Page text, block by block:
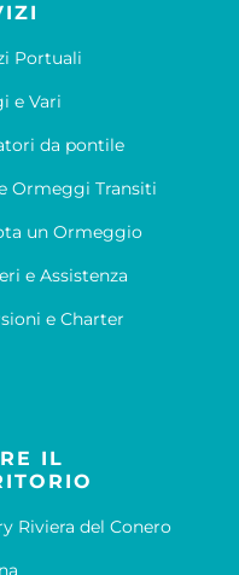
Portuali
e Vari
da pontile
Ormeggi Transiti
un Ormeggio
e Assistenza
e Charter
IL
Riviera del Conero